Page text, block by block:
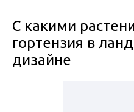
С какими
гортензия в
дизайне